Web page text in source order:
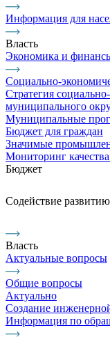
Информация для
Власть
Экономика и
Социально-
Стратегия
муниципального
Муниципальные
Бюджет для граждан
Значимые
Мониторинг
Бюджет
Содействие
Власть
Актуальные вопросы
Общие вопросы
Актуально
Создание
Информация по